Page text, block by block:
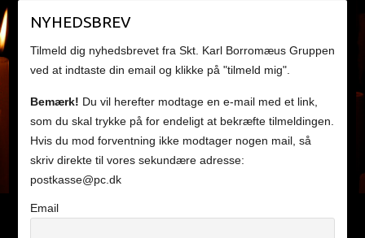
NYHEDSBREV
Tilmeld dig nyhedsbrevet fra Skt. Karl Borromæus Gruppen
ved at indtaste din email og klikke på "tilmeld mig".
Bemærk! Du vil herefter modtage en e-mail med et link,
som du skal trykke på for endeligt at bekræfte tilmeldingen.
Hvis du mod forventning ikke modtager nogen mail, så
skriv direkte til vores sekundære adresse:
postkasse@pc.dk
Email